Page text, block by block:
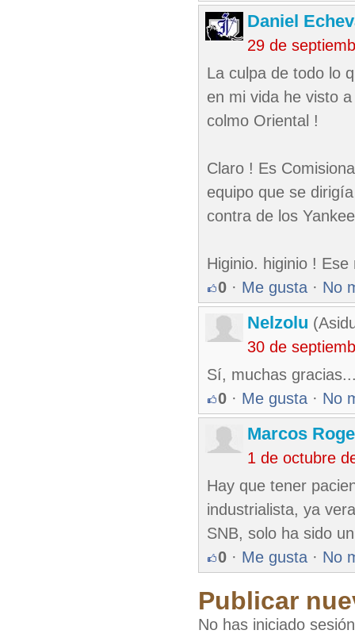
Daniel
29 de
La culpa de todo lo
en mi vida he visto
colmo Oriental !
Claro ! Es
equipo que se
contra de los
Higinio. higinio !
0 · Me gusta · No
Nelzolu
30 de
Sí, muchas
0 · Me gusta · No
Marcos
1 de octubre
Hay que tener
industrialista, ya
SNB, solo ha sido
0 · Me gusta · No
Publicar
No has iniciado